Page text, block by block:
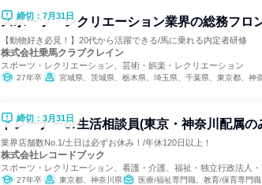
締切：7月31日
スポーツ・レクリエーション業界の総務フロ
【動物好き必見！】20代から活躍できる/馬に乗れる内定者研修
株式会社乗馬クラブクレイン
スポーツ・レクリエーション、芸術・娯楽・レクリエーション
27年卒 宮城県、茨城県、栃木県、埼玉県、千葉県、東京都、神奈川県、石川県、岐阜県、三重県、大阪府、兵庫県、奈良県、岡山県、広島県、山口県、福岡県、大
締切：3月31日
トレーナーor生活相談員(東京・神奈川配属の
業界店舗数No.1/土日は必ずお休み！/年休120日以上！
株式会社レコードブック
スポーツ・レクリエーション、看護・介護、福祉・独立行政法人
27年卒 東京都、神奈川県 医療/福祉専門職、教育/保育専門職